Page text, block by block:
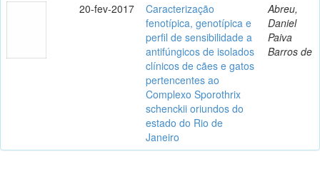
20-fev-2017
Caracterização
fenotípica, genotípica e
perfil de sensibilidade a
antifúngicos de isolados
clínicos de cães e gatos
pertencentes ao
Complexo Sporothrix
schenckii oriundos do
estado do Rio de
Janeiro
Abreu,
Daniel
Paiva
Barros de